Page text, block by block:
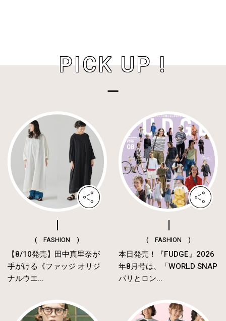
PICK UP !
( FASHION )
【8/10発売】田中真里奈が
手がける《ファッジ オリジ
ナルウエ...
( FASHION )
本日発売！『FUDGE』2026
年8月号は、「WORLD SNAP
パリとロン...